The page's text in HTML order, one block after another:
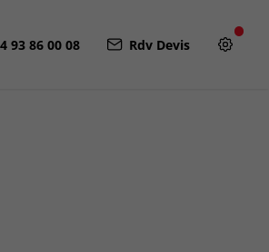
93 86 00 08 Rdv Devis